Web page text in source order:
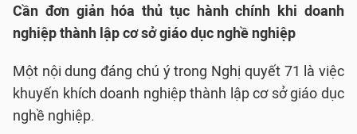
Cần đơn giản hóa thủ tục hành chính khi doanh
nghiệp thành lập cơ sở giáo dục nghề nghiệp
Một nội dung đáng chú ý trong Nghị quyết 71 là việc
khuyến khích doanh nghiệp thành lập cơ sở giáo dục
nghề nghiệp.